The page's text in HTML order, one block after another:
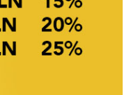
Produkt-Code:
€2.18
Netto-Preis
Pro Packung - Anzahl der